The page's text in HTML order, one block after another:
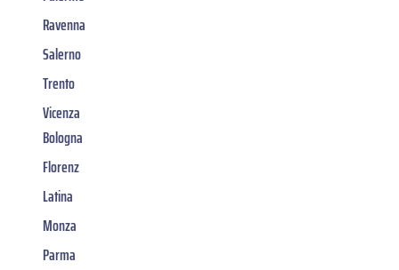
Ravenna
Salerno
Trento
Vicenza
Bologna
Florenz
Latina
Monza
Parma